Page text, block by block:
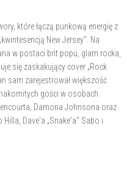
które łączą punkową energię z
New Jersey". Na
w postaci brit popu, glam rocka,
się zaskakujący cover „Rock
sam zarejestrował większość
gości w osobach
Damona Johnsona oraz
Dave'a „Snake'a" Sabo i